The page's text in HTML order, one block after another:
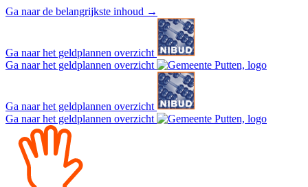
Ga naar de belangrijkste inhoud →
Ga naar het geldplannen overzicht
Ga naar het geldplannen overzicht
Ga naar het geldplannen overzicht
Ga naar het geldplannen overzicht